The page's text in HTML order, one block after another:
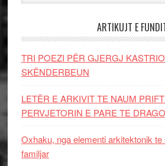
ARTIKUJT E
TRI POEZI PËR GJERGJ
SKËNDERBEUN
LETËR E ARKIVIT TE NAUM
PERVJETORIN E PARE TE
Oxhaku, nga elementi arkitektonik te
familjar